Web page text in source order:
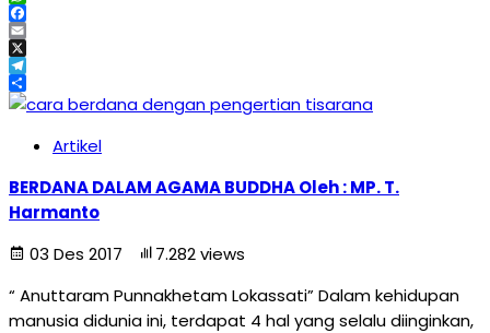
WhatsApp
Facebook
Email
X
Telegram
Share
Artikel
BERDANA DALAM AGAMA BUDDHA Oleh : MP. T.
Harmanto
03 Des 2017
7.282 views
“ Anuttaram Punnakhetam Lokassati” Dalam kehidupan
manusia didunia ini, terdapat 4 hal yang selalu diinginkan,